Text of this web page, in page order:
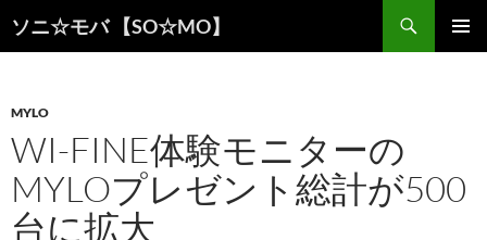
ソニ☆モバ 【SO☆MO】
索
ン
ツ
へ
ス
キ
ッ
MYLO
WI-FINE体験モニターの
MYLOプレゼント総計が500
台に拡大